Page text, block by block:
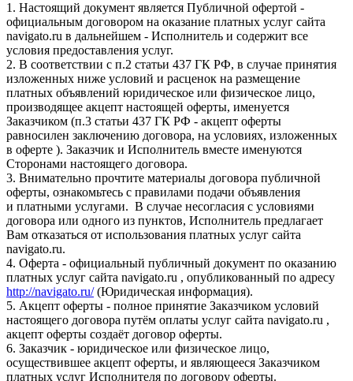
1. Настоящий документ является Публичной офертой -
официальным договором на оказание платных услуг сайта
navigato.ru в дальнейшем - Исполнитель и содержит все
условия предоставления услуг.
2. В соответствии с п.2 статьи 437 ГК РФ, в случае принятия
изложенных ниже условий и расценок на размещение
платных объявлений юридическое или физическое лицо,
производящее акцепт настоящей оферты, именуется
Заказчиком (п.3 статьи 437 ГК РФ - акцепт оферты
равносилен заключению договора, на условиях, изложенных
в оферте ). Заказчик и Исполнитель вместе именуются
Сторонами настоящего договора.
3. Внимательно прочтите материалы договора публичной
оферты, ознакомьтесь с правилами подачи объявления
и платными услугами. В случае несогласия с условиями
договора или одного из пунктов, Исполнитель предлагает
Вам отказаться от использования платных услуг сайта
navigato.ru.
4. Оферта - официальный публичный документ по оказанию
платных услуг сайта navigato.ru , опубликованный по адресу
http://navigato.ru/(Юридическая информация).
5. Акцепт оферты - полное принятие Заказчиком условий
настоящего договора путём оплаты услуг сайта navigato.ru ,
акцепт оферты создаёт договор оферты.
6. Заказчик - юридическое или физическое лицо,
осуществившее акцепт оферты, и являющееся Заказчиком
платных услуг Исполнителя по договору оферты.